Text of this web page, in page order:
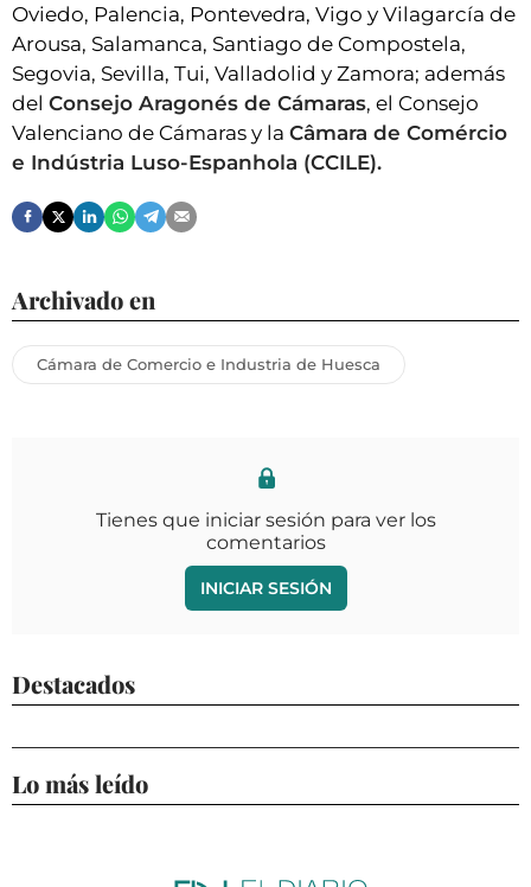
Oviedo, Palencia, Pontevedra, Vigo y Vilagarcía de
Arousa, Salamanca, Santiago de Compostela,
Segovia, Sevilla, Tui, Valladolid y Zamora; además
del Consejo Aragonés de Cámaras, el Consejo
Valenciano de Cámaras y la Câmara de Comércio
e Indústria Luso-Espanhola (CCILE).
Archivado en
Cámara de Comercio e Industria de Huesca
Tienes que iniciar sesión para ver los
comentarios
INICIAR SESIÓN
Destacados
Lo más leído